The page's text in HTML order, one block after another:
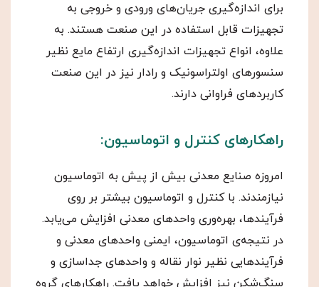
برای اندازه‌گیری جریان‌های ورودی و خروجی به
تجهیزات قابل استفاده در این صنعت هستند. به
علاوه، انواع تجهیزات اندازه‌گیری ارتفاع مایع نظیر
سنسورهای اولتراسونیک و رادار نیز در این صنعت
کاربردهای فراوانی دارند.
راهکارهای کنترل و اتوماسیون:
امروزه صنایع معدنی بیش از پیش به اتوماسیون
نیازمندند. با کنترل و اتوماسیون بیشتر بر روی
فرآیندها، بهره‌وری واحدهای معدنی افزایش می‌یابد.
در نتیجه‌ی اتوماسیون، ایمنی واحدهای معدنی و
فرآیندهایی نظیر نوار نقاله و واحدهای جداسازی و
سنگ‌شکن نیز افزایش خواهد یافت. راهکارهای گروه